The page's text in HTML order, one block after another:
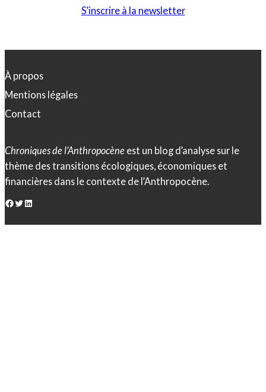
S’inscrire à la newsletter
À propos
Mentions légales
Contact
Chroniques de l’Anthropocène est un blog d’analyse sur le
thème des transitions écologiques, économiques et
financières dans le contexte de l’Anthropocène.
Facebook Twitter LinkedIn